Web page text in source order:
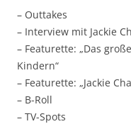
– Outtakes
– Interview mit Jackie
– Featurette: „Das
Kindern“
– Featurette: „Jackie
– B-Roll
– TV-Spots